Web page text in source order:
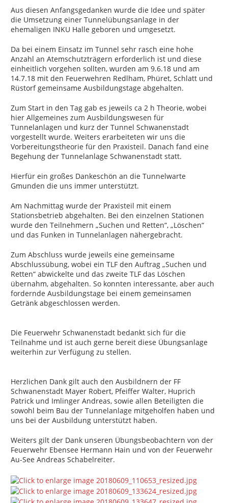
Aus diesen Anfangsgedanken wurde die Idee und später
die Umsetzung einer Tunnelübungsanlage in der
ehemaligen INKU Halle geboren und umgesetzt.
Da bei einem Einsatz im Tunnel sehr rasch eine hohe
Anzahl an Atemschutzträgern erforderlich ist und diese
einheitlich vorgehen sollten, wurden am 9.6.18 und am
14.7.18 mit den Feuerwehren Redlham, Phüret, Schlatt und
Rüstorf gemeinsame Ausbildungstage abgehalten.
Zum Start in den Tag gab es jeweils ca 2 h Theorie, wobei
hier Allgemeines zum Ausbildungswesen für
Tunnelanlagen und kurz der Tunnel Schwanenstadt
vorgestellt wurde. Weiters erarbeiteten wir uns die
Vorbereitungstheorie für den Praxisteil. Danach fand eine
Begehung der Tunnelanlage Schwanenstadt statt.
Hierfür ein großes Dankeschön an die Tunnelwarte
Gmunden die uns immer unterstützt.
Am Nachmittag wurde der Praxisteil mit einem
Stationsbetrieb abgehalten. Bei den einzelnen Stationen
wurde den Teilnehmern „Suchen und Retten“, „Löschen“
und das Funken in Tunnelanlagen nähergebracht.
Zum Abschluss wurde jeweils eine gemeinsame
Abschlussübung, wobei ein TLF den Auftrag „Suchen und
Retten“ abwickelte und das zweite TLF das Löschen
übernahm, abgehalten. So konnten interessante, aber auch
fordernde Ausbildungstage bei einem gemeinsamen
Getränk abgeschlossen werden.
Die Feuerwehr Schwanenstadt bedankt sich für die
Teilnahme und ist auch gerne bereit diese Übungsanlage
weiterhin zur Verfügung zu stellen.
Herzlichen Dank gilt auch den Ausbildnern der FF
Schwanenstadt Mayer Robert, Pfeiffer Walter, Huprich
Patrick und Imlinger Andreas, sowie allen Beteiligten die
sowohl beim Bau der Tunnelanlage mitgeholfen haben und
uns bei der Ausbildung unterstützt haben.
Weiters gilt der Dank unseren Übungsbeobachtern von der
Feuerwehr Ebensee Hermann Hain und von der Feuerwehr
Au-See Andreas Schabelreiter.